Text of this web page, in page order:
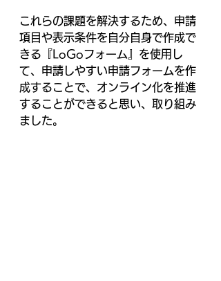
これらの課題を解決するため、申請
項目や表示条件を自分自身で作成で
きる『LoGoフォーム』を使用し
て、申請しやすい申請フォームを作
成することで、オンライン化を推進
することができると思い、取り組み
ました。